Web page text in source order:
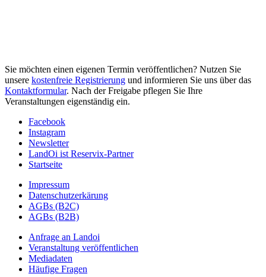
Sie möchten einen eigenen Termin veröffentlichen? Nutzen Sie
unsere kostenfreie Registrierung und informieren Sie uns über das
Kontaktformular. Nach der Freigabe pflegen Sie Ihre
Veranstaltungen eigenständig ein.
Facebook
Instagram
Newsletter
LandOi ist Reservix-Partner
Startseite
Impressum
Datenschutzerkärung
AGBs (B2C)
AGBs (B2B)
Anfrage an Landoi
Veranstaltung veröffentlichen
Mediadaten
Häufige Fragen